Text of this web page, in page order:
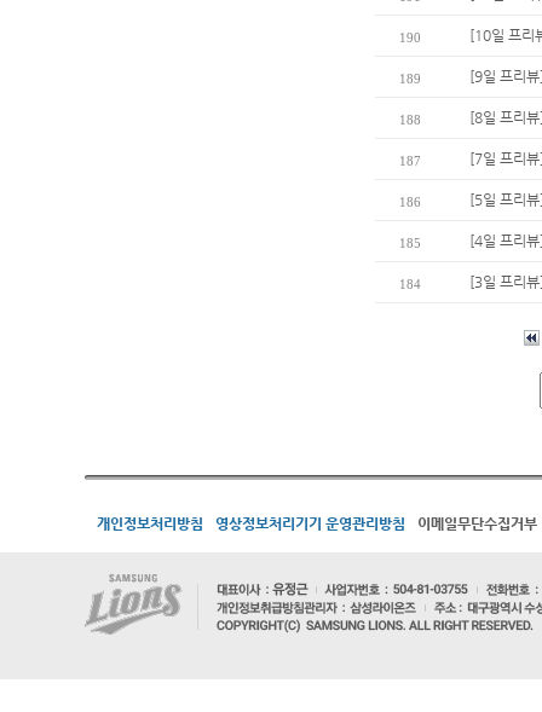
190 [10일 프리
189 [9일 프리
188 [8일 프리
187 [7일 프리
186 [5일 프리
185 [4일 프리
184 [3일 프리
개인정보처리방침 영상정보처리기기 운영관리방침 이메일무단수집거부